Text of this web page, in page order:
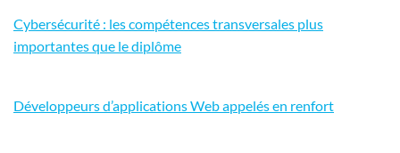
Cybersécurité : les compétences transversales plus
importantes que le diplôme
Développeurs d’applications Web appelés en renfort